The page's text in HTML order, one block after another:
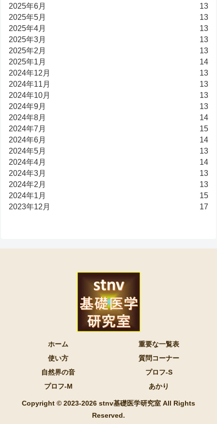
2025年6月
13
2025年5月
13
2025年4月
13
2025年3月
13
2025年2月
13
2025年1月
14
2024年12月
13
2024年11月
13
2024年10月
13
2024年9月
13
2024年8月
14
2024年7月
15
2024年6月
14
2024年5月
13
2024年4月
14
2024年3月
13
2024年2月
13
2024年1月
15
2023年12月
17
ホーム
重要な一覧表
使い方
質問コーナー
自然界の音
プロフ-S
プロフ-M
あかり
Copyright © 2023-2026 stnv基礎医学研究室 All Rights
Reserved.